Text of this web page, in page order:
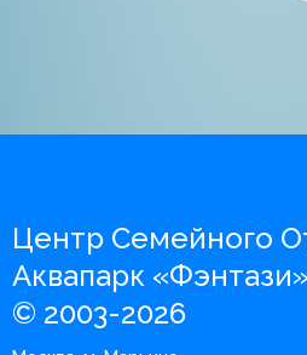
Центр Семейного
Аквапарк «Фэнтази»
© 2003-2026